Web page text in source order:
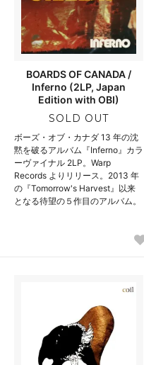
BOARDS OF CANADA /
Inferno (2LP, Japan
Edition with OBI)
SOLD OUT
ボーズ・オブ・カナダ 13 年の沈
黙を破るアルバム『Inferno』カラ
ーヴァイナル 2LP。Warp
Records よりリリース。2013 年
の『Tomorrow's Harvest』以来
となる待望の５作目のアルバム。